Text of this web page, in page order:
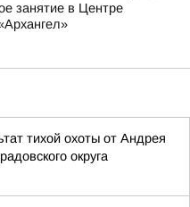
занятие в Центре
тихой охоты от Андрея
округа